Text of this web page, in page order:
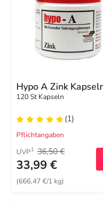
Hypo A Zink
120 St Kapseln
(1)
Pflichtangaben
UVP1 36,50 €
33,99 €
(666,47 €/1 kg)